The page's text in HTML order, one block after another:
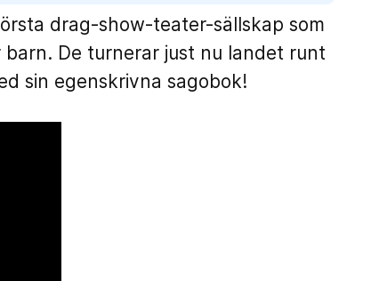
drag-show-teater-sällskap som
De turnerar just nu landet runt
sin egenskrivna sagobok!